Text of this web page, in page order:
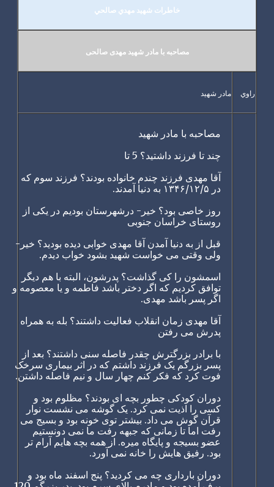
خاطرات شهید مهدي صالحي
مصاحبه با مادر شهید مهدی صالحی
راوي مادر شهيد
مصاحبه با مادر شهید
چند تا فرزند داشتید؟ 5 تا
آقا مهدی فرزند چندم خانواده بودند؟ فرزند سوم که
در ۱۳۴۶/۱۲/۵ به دنیا آمدند.
روز خاصی بود؟ خیر- درشهرستان بودیم در یکی از
روستای خراسان جنوبی
قبل از به دنیا آمدن آقا مهدی خوابی دیده بودید؟ خیر-
ولی وقتی می خواست شهید بشود خواب دیدم.
اسمشون را کی گذاشت؟ پدرشون، البته با هم دیگر
توافق کردیم که اگر دختر باشد فاطمه و یا معصومه و
اگر پسر باشد مهدی.
آقا مهدی زمان انقلاب فعالیت داشتند؟ بله به همراه
پدرش می رفتن
با برادر بزرگترش چقدر فاصله سنی داشتند؟ بعد از
پسر بزرگم یک فرزند داشتم که در اثر بیماری سرخک
فوت کرد که فکر کنم چهار سال و نیم فاصله داشتن.
دوران کودکی چطور بچه ای بودند؟ مظلوم بود و
کسی را اذیت نمی کرد. یک گوشه می نشست نوار
قرآن گوش می داد. بیشتر توی خونه بود و بسیج می
رفت اما تا زمانی که جبهه رفت ما نمی دونستیم
عضو بسیجه و پایگاه میره. از همه بچه هایم آرام تر
بود. رفیق هایش را خانه نمی آورد.
دوران بارداری چه می کردید؟ پنج اسفند ماه بود و